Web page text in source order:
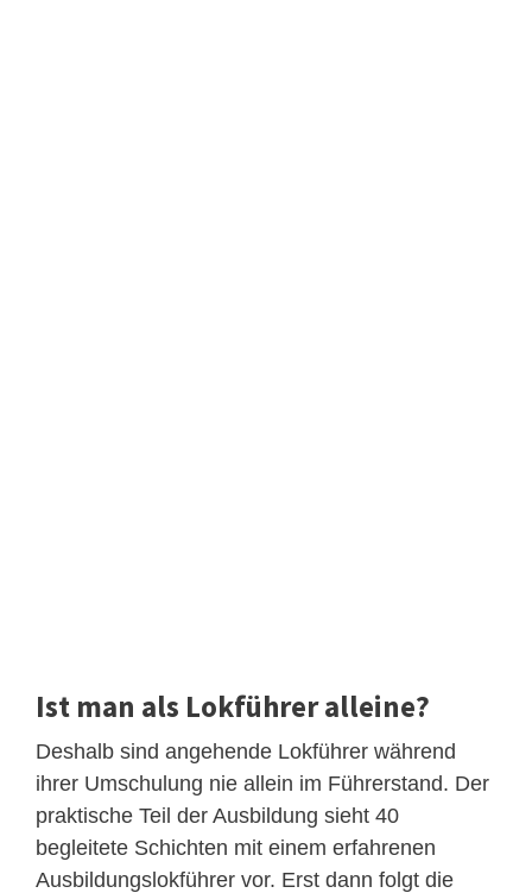
Ist man als Lokführer alleine?
Deshalb sind angehende Lokführer während
ihrer Umschulung nie allein im Führerstand. Der
praktische Teil der Ausbildung sieht 40
begleitete Schichten mit einem erfahrenen
Ausbildungslokführer vor. Erst dann folgt die